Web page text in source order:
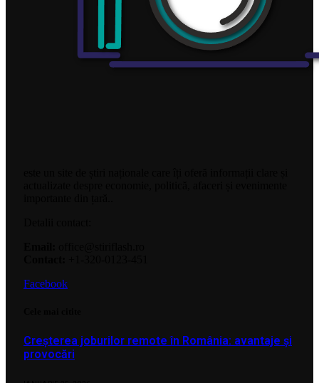
Facebook
Creșterea joburilor remote în România: avantaje și
provocări